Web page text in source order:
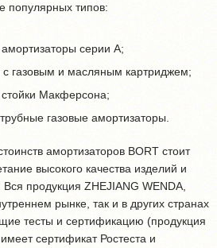
популярных типов:
серии А;
газовым и масляным картриджем;
Макферсона;
газовые амортизаторы.
амортизаторов BORT стоит
высокого качества изделий и
продукция ZHEJIANG WENDA,
рынке, так и в других странах
тесты и сертификацию (продукция
сертификат Ростеста и